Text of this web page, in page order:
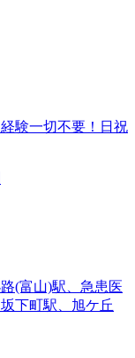
験一切不要！日祝
(富山)駅、急患医
下町駅、旭ケ丘